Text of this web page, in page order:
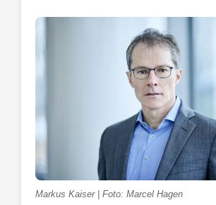
Markus Kaiser | Foto: Marcel Hagen